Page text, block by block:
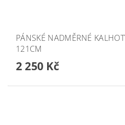
PÁNSKÉ NADMĚRNÉ
121CM
2 250 Kč